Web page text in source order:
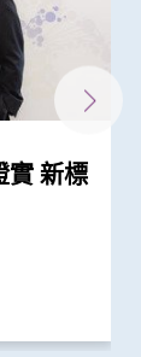
實 新標
變異
發現
非
一倍
免疫治
肺
自亞洲
譽
傑...
效延長
崇
國肺癌
年無
癌有...
藥物
結直
制關鍵
一代
實
小細
肺癌免
醫學院
因編
胞...
「終身
療
」
來醫
莫樹錦
性機制
功能
新藥物
著
鼻咽癌
療的抗
環境的
氣管鏡
合藥物
」
策略
輔助支
病率及
者進行
章証實
床研究
管微波
會頒發
電磁導
抽
米...
晚期鼻
有效延
譜 突
發現
球研究
降低
個人
腦動靜